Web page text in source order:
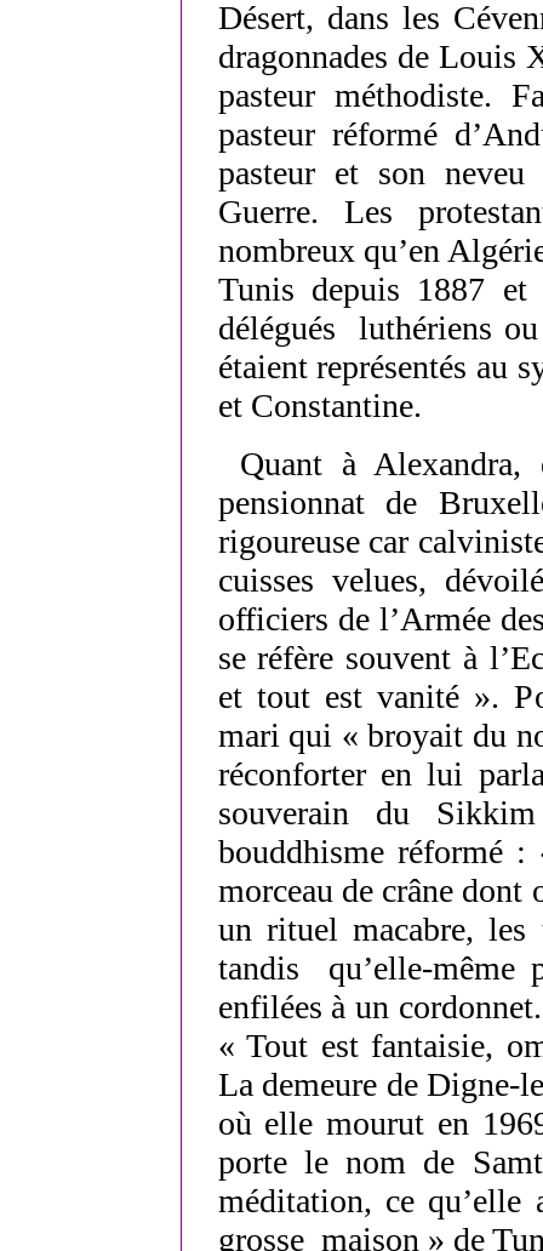
Désert, dans les
dragonnades de Louis
pasteur méthodiste.
pasteur réformé
pasteur et son
Guerre. Les
nombreux qu’en
Tunis depuis 1887
délégués luthériens
étaient représentés au
et Constantine.
Quant à
pensionnat de
rigoureuse car
cuisses velues,
officiers de l’Armée
se réfère souvent à
et tout est vanité ».
mari qui « broyait du
réconforter en lui
souverain du
bouddhisme réformé
morceau de crâne
un rituel macabre,
tandis qu’elle-même
enfilées à un
« Tout est fantaisie,
La demeure de Digne-
où elle mourut en
porte le nom de
méditation, ce
grosse maison » de